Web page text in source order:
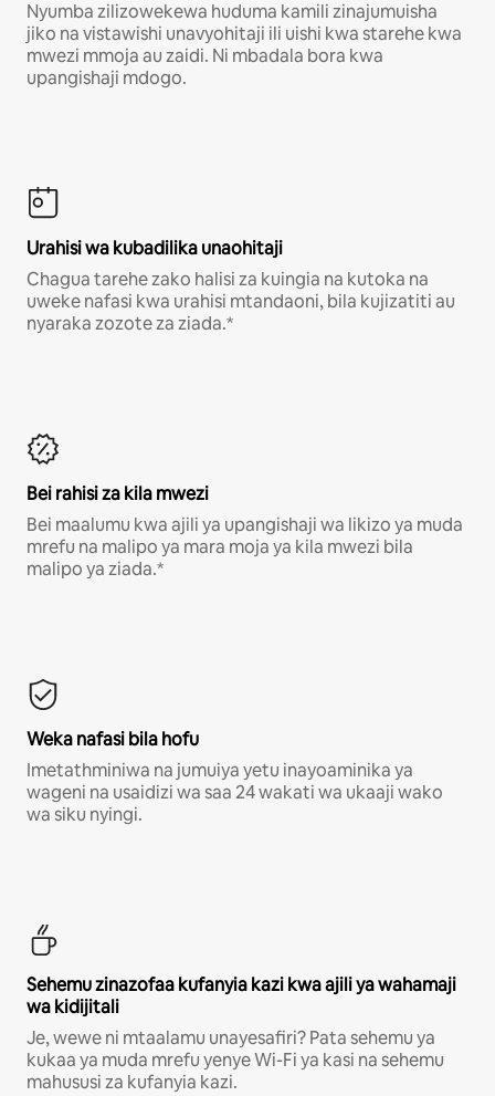
Nyumba zilizowekewa huduma kamili zinajumuisha
jiko na vistawishi unavyohitaji ili uishi kwa starehe kwa
mwezi mmoja au zaidi. Ni mbadala bora kwa
upangishaji mdogo.
Urahisi wa kubadilika unaohitaji
Chagua tarehe zako halisi za kuingia na kutoka na
uweke nafasi kwa urahisi mtandaoni, bila kujizatiti au
nyaraka zozote za ziada.*
Bei rahisi za kila mwezi
Bei maalumu kwa ajili ya upangishaji wa likizo ya muda
mrefu na malipo ya mara moja ya kila mwezi bila
malipo ya ziada.*
Weka nafasi bila hofu
Imetathminiwa na jumuiya yetu inayoaminika ya
wageni na usaidizi wa saa 24 wakati wa ukaaji wako
wa siku nyingi.
Sehemu zinazofaa kufanyia kazi kwa ajili ya wahamaji
wa kidijitali
Je, wewe ni mtaalamu unayesafiri? Pata sehemu ya
kukaa ya muda mrefu yenye Wi-Fi ya kasi na sehemu
mahususi za kufanyia kazi.